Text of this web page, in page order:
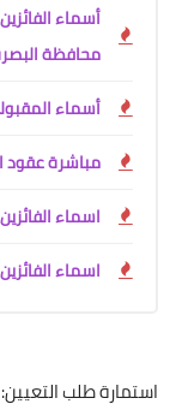
محافظة
أسماء
مباشرة عقود
اسماء
اسماء
استمارة طلب التعيين: